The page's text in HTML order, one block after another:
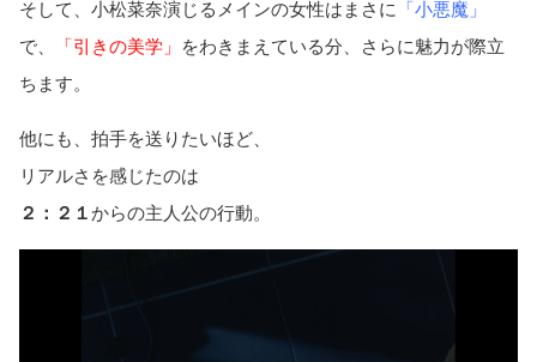
そして、小松菜奈演じるメインの女性はまさに 「小悪魔」
で、
「引きの美学」 をわきまえている分、さらに魅力が際立
ちます。
他にも、拍手を送りたいほど、
リアルさを感じたのは
２：２１からの主人公の行動。